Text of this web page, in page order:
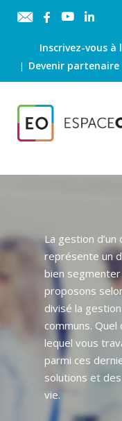
Inscrivez-vous
| Devenir partenaire
La gestion
représente un
bien
proposons
divisé la
communs.
lequel vous
parmi ces
solutions et
vie.